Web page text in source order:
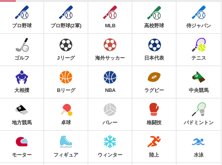
プロ野球 プロ野球(2軍) MLB 高校野球 侍ジャパン
ゴルフ Jリーグ 海外サッカー 日本代表 テニス
大相撲 Bリーグ NBA ラグビー 中央競馬
地方競馬 卓球 バレー 格闘技 バドミントン
モーター フィギュア ウィンター 陸上 水泳